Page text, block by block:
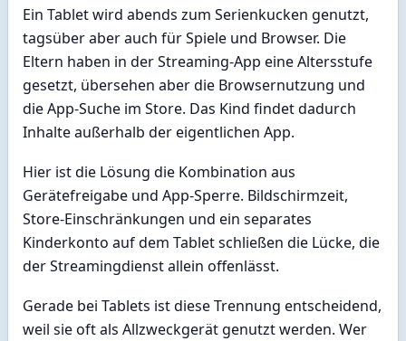
Ein Tablet wird abends zum Serienkucken genutzt,
tagsüber aber auch für Spiele und Browser. Die
Eltern haben in der Streaming-App eine Altersstufe
gesetzt, übersehen aber die Browsernutzung und
die App-Suche im Store. Das Kind findet dadurch
Inhalte außerhalb der eigentlichen App.
Hier ist die Lösung die Kombination aus
Gerätefreigabe und App-Sperre. Bildschirmzeit,
Store-Einschränkungen und ein separates
Kinderkonto auf dem Tablet schließen die Lücke, die
der Streamingdienst allein offenlässt.
Gerade bei Tablets ist diese Trennung entscheidend,
weil sie oft als Allzweckgerät genutzt werden. Wer